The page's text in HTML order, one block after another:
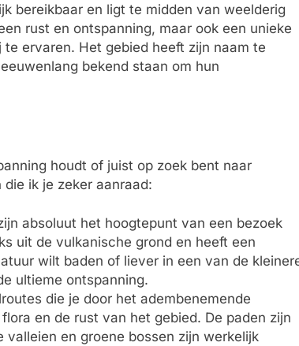
bereikbaar en ligt te midden van weelderig
rust en ontspanning, maar ook een unieke
ervaren. Het gebied heeft zijn naam te
bekend staan om hun
houdt of juist op zoek bent naar
ik je zeker aanraad:
absoluut het hoogtepunt van een bezoek
uit de vulkanische grond en heeft een
wilt baden of liever in een van de
ultieme ontspanning.
die je door het adembenemende
en de rust van het gebied. De paden zijn
en groene bossen zijn werkelijk